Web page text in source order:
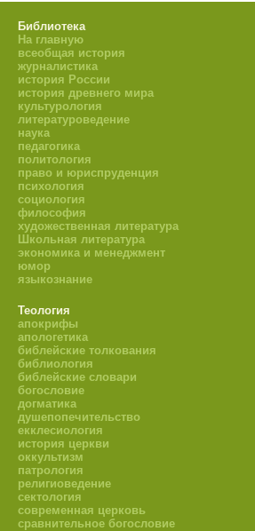
Библиотека
На главную
всеобщая история
журналистика
история России
история древнего мира
культурология
литературоведение
наука
педагогика
политология
право и юриспруденция
психология
социология
философия
художественная литература
Школьная литература
экономика и менеджмент
юмор
языкознание
Теология
апокрифы
апологетика
библейские толкования
библиология
библейские словари
богословие
догматика
душепопечительство
екклесиология
история церкви
оккультизм
патрология
религиоведение
сектология
современная церковь
сравнительное богословие